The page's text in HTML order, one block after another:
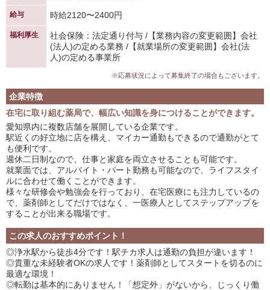
給与 時給2120〜2400円
福利厚生
社会保険：法定通り付与 /【業務内容の変更範囲】会社
(法人)の定める業務 /【就業場所の変更範囲】会社(法
人)の定める事業所
※応募状況によって募集終了の場合もございます。
企業特徴
在宅に取り組む薬局で、幅広い知識を身につけることができます。
愛知県内に複数店舗を展開している企業です。
駅近くの好立地に店を構え、マイカー通勤もできるので通勤がとて
も便利です。
週休二日制なので、仕事と家庭を両立させることも可能です。
就業面では、アルバイト・パート勤務も可能なので、ライフスタイ
ルに合わせて働くことができます。
様々な研修会や勉強会を行っており、在宅医療にも注力しているの
で、薬剤師としてだけではなく、一医療人としてステップアップを
することが出来る職場です。
この求人のおすすめポイント！
◎浄水駅から徒歩4分です！駅チカ求人は通勤の負担が違います！
◎貴重な未経験者OKの求人です！薬剤師としてスタートを切るのに
最適な環境！
◎転勤は基本的にありません！「想定外」がないから、じっくり働